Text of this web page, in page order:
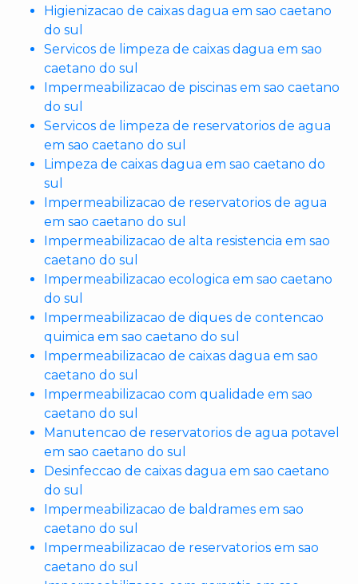
Higienizacao de caixas dagua em sao caetano
do sul
Servicos de limpeza de caixas dagua em sao
caetano do sul
Impermeabilizacao de piscinas em sao caetano
do sul
Servicos de limpeza de reservatorios de agua
em sao caetano do sul
Limpeza de caixas dagua em sao caetano do
sul
Impermeabilizacao de reservatorios de agua
em sao caetano do sul
Impermeabilizacao de alta resistencia em sao
caetano do sul
Impermeabilizacao ecologica em sao caetano
do sul
Impermeabilizacao de diques de contencao
quimica em sao caetano do sul
Impermeabilizacao de caixas dagua em sao
caetano do sul
Impermeabilizacao com qualidade em sao
caetano do sul
Manutencao de reservatorios de agua potavel
em sao caetano do sul
Desinfeccao de caixas dagua em sao caetano
do sul
Impermeabilizacao de baldrames em sao
caetano do sul
Impermeabilizacao de reservatorios em sao
caetano do sul